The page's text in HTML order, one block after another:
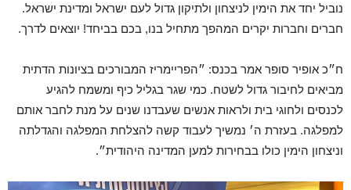
נוביל יחד את הימין לניצחון ולתיקון גדול לעם ישראל ומדינת ישראל.
חברים וחברות יקרים המהפך מתחיל בנו, בכם בביחד! יוצאים לדרך.
ח״כ אופיר סופר אמר בכנס: ״הפריימריז המבורכים בציונות הדתית
מביאים לחיבור גדול לשטח. כמי שגר בגליל כיף ומשמח להגיע
לכנסים ולחוגי בית ולראות אנשים שעבדנו שנים על מנת לחבר אותם
למפלגה. בעזרת ה׳ נמשיך לעבוד קשה להצלחת המפלגה והגדלתה
וניצחון הימין כולו בבחירות למען המדינה היהודית״.